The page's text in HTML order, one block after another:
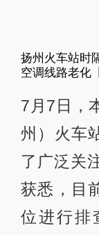
扬州火车站时
空调线路老化
7月7日，
州）火车
了广泛关
获悉，目
位进行排